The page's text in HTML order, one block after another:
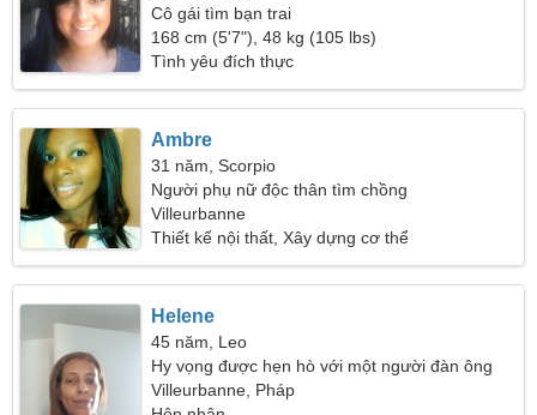
Cô gái tìm bạn trai
168 cm (5'7"), 48 kg (105 lbs)
Tình yêu đích thực
Ambre
31 năm, Scorpio
Người phụ nữ độc thân tìm chồng
Villeurbanne
Thiết kế nội thất, Xây dựng cơ thể
Helene
45 năm, Leo
Hy vọng được hẹn hò với một người đàn ông
sáng tạo
Villeurbanne, Pháp